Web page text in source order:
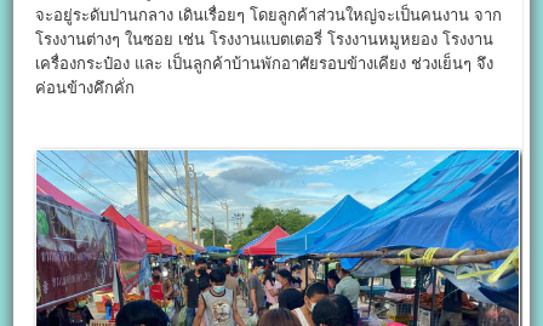
จะอยู่ระดับปานกลาง เดินเรื่อยๆ โดยลูกค้าส่วนใหญ่จะเป็นคนงาน จาก
โรงงานต่างๆ ในซอย เช่น โรงงานแบตเตอรี่ โรงงานหมูหยอง โรงงาน
เครื่องกระป๋อง และ เป็นลูกค้าบ้านพักอาศัยรอบข้างเคียง ช่วงเย็นๆ จึง
ค่อนข้างคึกคั่ก